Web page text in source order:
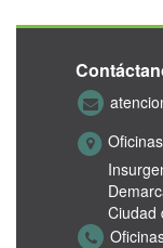
Ciudad